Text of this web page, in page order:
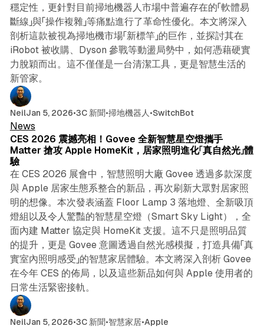
穩定性，更針對目前掃地機器人市場中普遍存在的「軟體易
斷線」與「操作複雜」等痛點進行了革命性優化。本文將深入
剖析這款被視為掃地機市場「新標竿」的巨作，並探討其在
iRobot 被收購、Dyson 參戰等動盪局勢中，如何憑藉硬實
力脫穎而出。這不僅僅是一台清潔工具，更是智慧生活的
新管家。
NeilJan 5, 2026•3C 新聞•掃地機器人 •SwitchBot
News
CES 2026 震撼亮相！Govee 全新智慧星空燈攜手
Matter 搶攻 Apple HomeKit，居家照明進化「真自然光」體
驗
在 CES 2026 展會中，智慧照明大廠 Govee 透過多款深度
與 Apple 居家生態系整合的新品，再次刷新大眾對居家照
明的想像。本次發表涵蓋 Floor Lamp 3 落地燈、全新吸頂
燈組以及令人驚豔的智慧星空燈（Smart Sky Light），全
面內建 Matter 協定與 HomeKit 支援。這不只是照明品質
的提升，更是 Govee 意圖透過自然光感模擬，打造具備「真
實室內照明感受」的智慧家居體驗。本文將深入剖析 Govee
在今年 CES 的佈局，以及這些新品如何與 Apple 使用者的
日常生活緊密接軌。
NeilJan 5, 2026•3C 新聞•智慧家居•Apple